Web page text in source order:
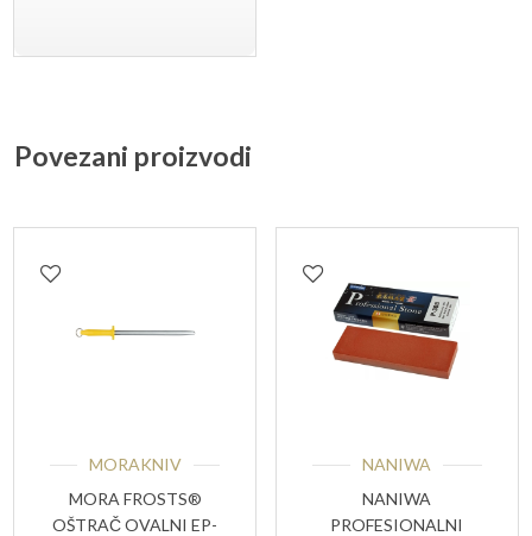
Povezani proizvodi
MORAKNIV
MORA FROSTS®
OŠTRAČ OVALNI EP-
NANIWA
NANIWA
PROFESIONALNI